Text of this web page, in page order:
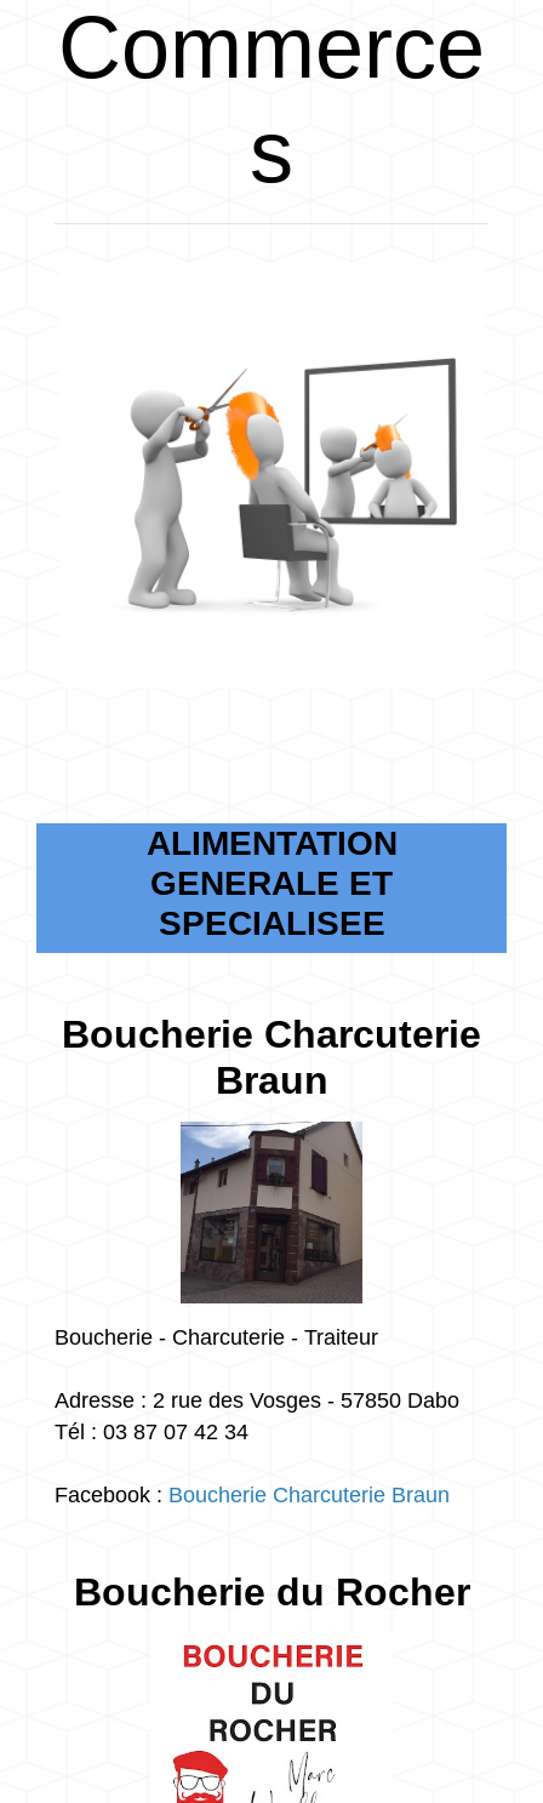
Commerce
s
ALIMENTATION
GENERALE ET
SPECIALISEE
Boucherie Charcuterie
Braun
Boucherie - Charcuterie - Traiteur
Adresse : 2 rue des Vosges - 57850 Dabo
Tél : 03 87 07 42 34
Facebook : Boucherie Charcuterie Braun
Boucherie du Rocher